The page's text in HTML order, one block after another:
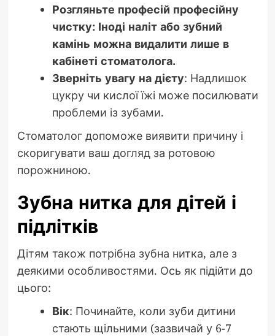
Розгляньте професій професійну
чистку: Іноді наліт або зубний
камінь можна видалити лише в
кабінеті стоматолога.
Зверніть увагу на дієту: Надлишок
цукру чи кислої їжі може посилювати
проблеми із зубами.
Стоматолог допоможе виявити причину і
скоригувати ваш догляд за ротовою
порожниною.
Зубна нитка для дітей і
підлітків
Дітям також потрібна зубна нитка, але з
деякими особливостями. Ось як підійти до
цього:
Вік: Починайте, коли зуби дитини
стають щільними (зазвичай у 6-7